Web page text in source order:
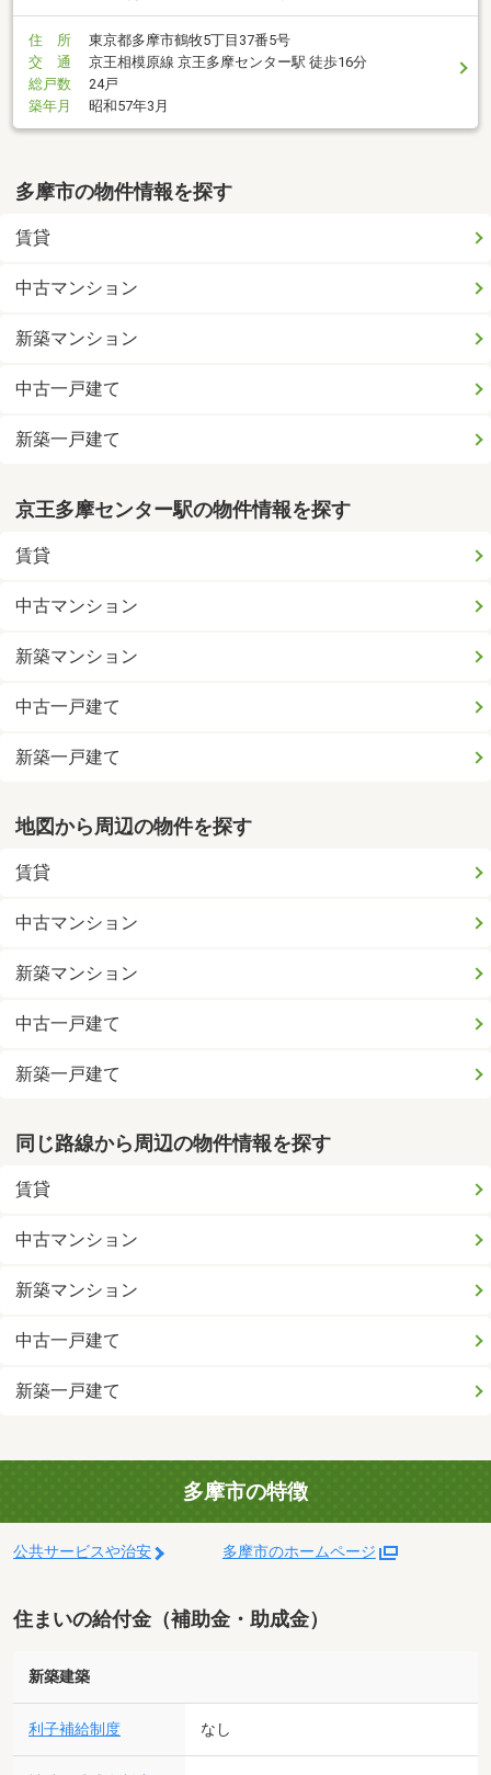
住 所
東京都多摩市鶴牧5丁目37番5号
交 通
京王相模原線 京王多摩センター駅 徒歩16分
総戸数
24戸
築年月
昭和57年3月
多摩市の物件情報を探す
賃貸
中古マンション
新築マンション
中古一戸建て
新築一戸建て
京王多摩センター駅の物件情報を探す
賃貸
中古マンション
新築マンション
中古一戸建て
新築一戸建て
地図から周辺の物件を探す
賃貸
中古マンション
新築マンション
中古一戸建て
新築一戸建て
同じ路線から周辺の物件情報を探す
賃貸
中古マンション
新築マンション
中古一戸建て
新築一戸建て
多摩市の特徴
公共サービスや治安 多摩市のホームページ
住まいの給付金（補助金・助成金）
新築建築
利子補給制度 なし